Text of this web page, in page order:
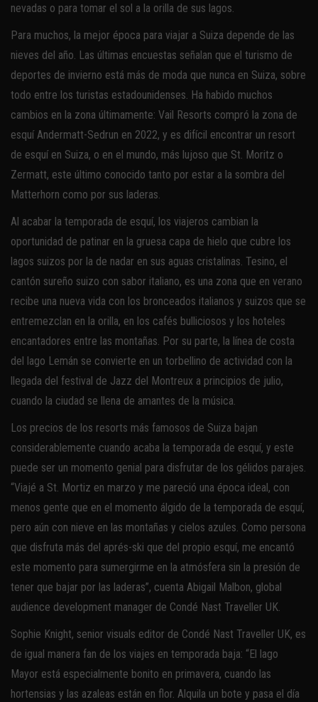
nevadas o para tomar el sol a la orilla de sus lagos.
Para muchos, la mejor época para viajar a Suiza depende de las
nieves del año. Las últimas encuestas señalan que el turismo de
deportes de invierno está más de moda que nunca en Suiza, sobre
todo entre los turistas estadounidenses. Ha habido muchos
cambios en la zona últimamente: Vail Resorts compró la zona de
esquí Andermatt-Sedrun en 2022, y es difícil encontrar un resort
de esquí en Suiza, o en el mundo, más lujoso que St. Moritz o
Zermatt, este último conocido tanto por estar a la sombra del
Matterhorn como por sus laderas.
Al acabar la temporada de esquí, los viajeros cambian la
oportunidad de patinar en la gruesa capa de hielo que cubre los
lagos suizos por la de nadar en sus aguas cristalinas. Tesino, el
cantón sureño suizo con sabor italiano, es una zona que en verano
recibe una nueva vida con los bronceados italianos y suizos que se
entremezclan en la orilla, en los cafés bulliciosos y los hoteles
encantadores entre las montañas. Por su parte, la línea de costa
del lago Lemán se convierte en un torbellino de actividad con la
llegada del festival de Jazz del Montreux a principios de julio,
cuando la ciudad se llena de amantes de la música.
Los precios de los resorts más famosos de Suiza bajan
considerablemente cuando acaba la temporada de esquí, y este
puede ser un momento genial para disfrutar de los gélidos parajes.
“Viajé a St. Mortiz en marzo y me pareció una época ideal, con
menos gente que en el momento álgido de la temporada de esquí,
pero aún con nieve en las montañas y cielos azules. Como persona
que disfruta más del aprés-ski que del propio esquí, me encantó
este momento para sumergirme en la atmósfera sin la presión de
tener que bajar por las laderas”, cuenta Abigail Malbon, global
audience development manager de Condé Nast Traveller UK.
Sophie Knight, senior visuals editor de Condé Nast Traveller UK, es
de igual manera fan de los viajes en temporada baja: “El lago
Mayor está especialmente bonito en primavera, cuando las
hortensias y las azaleas están en flor. Alquila un bote y pasa el día